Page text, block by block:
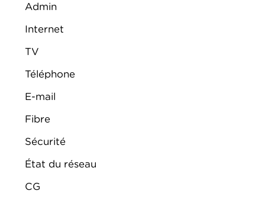
Admin
Internet
TV
Téléphone
E-mail
Fibre
Sécurité
État du réseau
CG